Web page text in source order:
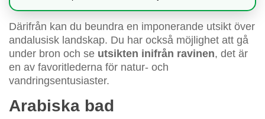
Därifrån kan du beundra en imponerande utsikt över
andalusisk landskap. Du har också möjlighet att gå
under bron och se utsikten inifrån ravinen, det är
en av favoritlederna för natur- och
vandringsentusiaster.
Arabiska bad